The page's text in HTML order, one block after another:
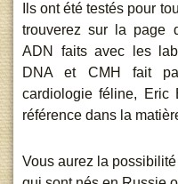
Ils ont été testés pour
trouverez sur la page
ADN faits avec les
DNA et CMH fait
cardiologie féline, Eric
référence dans la
Vous aurez la